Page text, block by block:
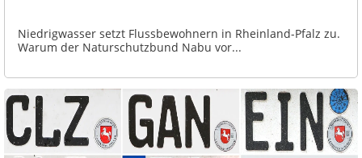
Niedrigwasser setzt Flussbewohnern in Rheinland-Pfalz zu.
Warum der Naturschutzbund Nabu vor...